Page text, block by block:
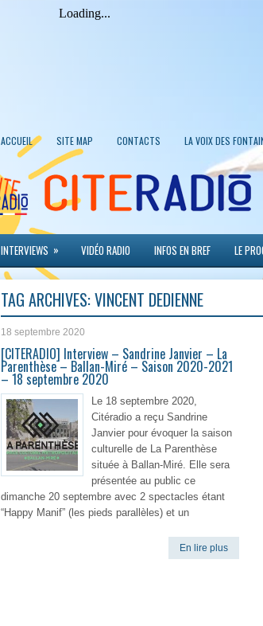
ACCUEIL SITE MAP CONTACTS LA VOIX DES
INTERVIEWS » VIDÉO RADIO INFOS EN BREF LE
TAG ARCHIVES:VINCENT DEDIENNE
18 septembre 2020
[CITERADIO] Interview – Sandrine Janvier – La
Parenthèse – Ballan-Miré – Saison 2020-2021
– 18 septembre 2020
Le 18 septembre 2020,
Citéradio a reçu Sandrine
Janvier pour évoquer la saison
culturelle de La Parenthèse
située à Ballan-Miré. Elle sera
présentée au public ce
dimanche 20 septembre avec 2 spectacles étant
“Happy Manif” (les pieds parallèles) et un
En lire plus